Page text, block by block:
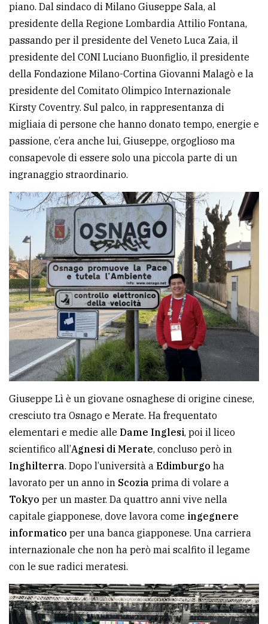
piano. Dal sindaco di Milano Giuseppe Sala, al
presidente della Regione Lombardia Attilio Fontana,
passando per il presidente del Veneto Luca Zaia, il
presidente del CONI Luciano Buonfiglio, il presidente
della Fondazione Milano-Cortina Giovanni Malagò e la
presidente del Comitato Olimpico Internazionale
Kirsty Coventry. Sul palco, in rappresentanza di
migliaia di persone che hanno donato tempo, energie e
passione, c’era anche lui, Giuseppe, orgoglioso ma
consapevole di essere solo una piccola parte di un
ingranaggio straordinario.
Giuseppe Lì è un giovane osnaghese di origine cinese,
cresciuto tra Osnago e Merate. Ha frequentato
elementari e medie alle Dame Inglesi, poi il liceo
scientifico all’Agnesi di Merate, concluso però in
Inghilterra. Dopo l’università a Edimburgo ha
lavorato per un anno in Scozia prima di volare a
Tokyo per un master. Da quattro anni vive nella
capitale giapponese, dove lavora come ingegnere
informatico per una banca giapponese. Una carriera
internazionale che non ha però mai scalfito il legame
con le sue radici meratesi.